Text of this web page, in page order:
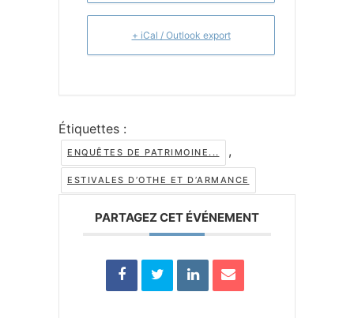
+ iCal / Outlook export
Étiquettes :
ENQUÊTES DE PATRIMOINE... ,
ESTIVALES D’OTHE ET D’ARMANCE
PARTAGEZ CET ÉVÉNEMENT